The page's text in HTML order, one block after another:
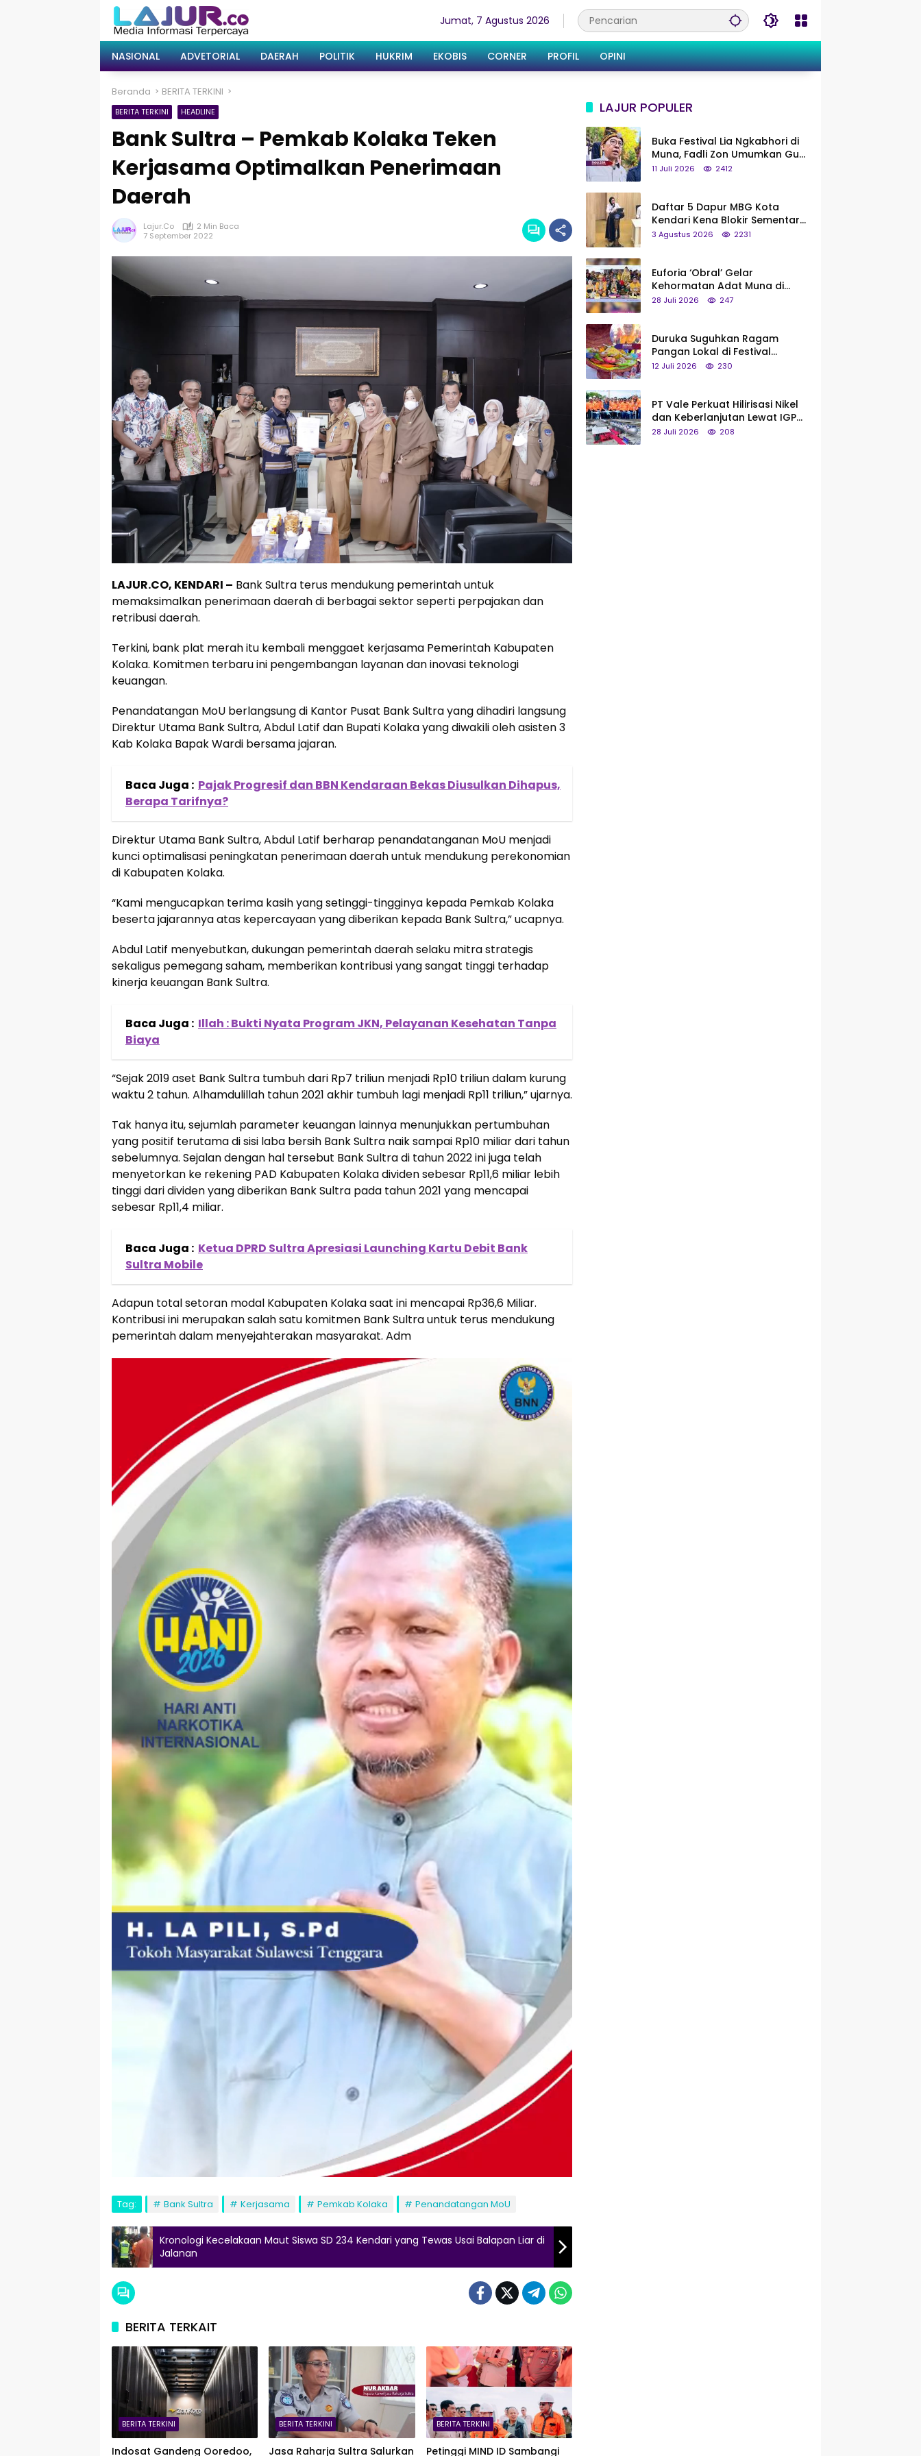
Jumat, 7 Agustus 2026
NASIONAL ADVETORIAL DAERAH POLITIK HUKRIM EKOBIS CORNER PROFIL OPINI
Beranda BERITA TERKINI
BERITA TERKINI HEADLINE
Bank Sultra – Pemkab Kolaka Teken
Kerjasama Optimalkan Penerimaan
Daerah
Lajur.co
2 Min Baca
7 September 2022
LAJUR.CO, KENDARI – Bank Sultra terus mendukung pemerintah untuk
memaksimalkan penerimaan daerah di berbagai sektor seperti perpajakan dan
retribusi daerah.
Terkini, bank plat merah itu kembali menggaet kerjasama Pemerintah Kabupaten
Kolaka. Komitmen terbaru ini pengembangan layanan dan inovasi teknologi
keuangan.
Penandatangan MoU berlangsung di Kantor Pusat Bank Sultra yang dihadiri langsung
Direktur Utama Bank Sultra, Abdul Latif dan Bupati Kolaka yang diwakili oleh asisten 3
Kab Kolaka Bapak Wardi bersama jajaran.
Baca Juga : Pajak Progresif dan BBN Kendaraan Bekas Diusulkan Dihapus,
Berapa Tarifnya?
Direktur Utama Bank Sultra, Abdul Latif berharap penandatanganan MoU menjadi
kunci optimalisasi peningkatan penerimaan daerah untuk mendukung perekonomian
di Kabupaten Kolaka.
“Kami mengucapkan terima kasih yang setinggi-tingginya kepada Pemkab Kolaka
beserta jajarannya atas kepercayaan yang diberikan kepada Bank Sultra,” ucapnya.
Abdul Latif menyebutkan, dukungan pemerintah daerah selaku mitra strategis
sekaligus pemegang saham, memberikan kontribusi yang sangat tinggi terhadap
kinerja keuangan Bank Sultra.
Baca Juga : Illah : Bukti Nyata Program JKN, Pelayanan Kesehatan Tanpa
Biaya
“Sejak 2019 aset Bank Sultra tumbuh dari Rp7 triliun menjadi Rp10 triliun dalam kurung
waktu 2 tahun. Alhamdulillah tahun 2021 akhir tumbuh lagi menjadi Rp11 triliun,” ujarnya.
Tak hanya itu, sejumlah parameter keuangan lainnya menunjukkan pertumbuhan
yang positif terutama di sisi laba bersih Bank Sultra naik sampai Rp10 miliar dari tahun
sebelumnya. Sejalan dengan hal tersebut Bank Sultra di tahun 2022 ini juga telah
menyetorkan ke rekening PAD Kabupaten Kolaka dividen sebesar Rp11,6 miliar lebih
tinggi dari dividen yang diberikan Bank Sultra pada tahun 2021 yang mencapai
sebesar Rp11,4 miliar.
Baca Juga : Ketua DPRD Sultra Apresiasi Launching Kartu Debit Bank
Sultra Mobile
Adapun total setoran modal Kabupaten Kolaka saat ini mencapai Rp36,6 Miliar.
Kontribusi ini merupakan salah satu komitmen Bank Sultra untuk terus mendukung
pemerintah dalam menyejahterakan masyarakat. Adm
Tag: Bank Sultra Kerjasama Pemkab Kolaka Penandatangan MoU
Kronologi Kecelakaan Maut Siswa SD 234 Kendari yang Tewas Usai Balapan Liar di
Jalanan
BERITA TERKAIT
BERITA TERKINI
Indosat Gandeng Ooredoo,
BERITA TERKINI
Jasa Raharja Sultra Salurkan
BERITA TERKINI
Petinggi MIND ID Sambangi
LAJUR POPULER
Buka Festival Lia Ngkabhori di
Muna, Fadli Zon Umumkan Gua
Metanduno Segera Naik Status
11 Juli 2026 2412
Daftar 5 Dapur MBG Kota
Kendari Kena Blokir Sementara
dari Pusat
3 Agustus 2026 2231
Euforia ‘Obral’ Gelar
Kehormatan Adat Muna di
Silaturahmi KKMM, Ridwan Bae:
28 Juli 2026 247
Duruka Suguhkan Ragam
Pangan Lokal di Festival
Liangkobhori, Dari Umbi Rebus
12 Juli 2026 230
PT Vale Perkuat Hilirisasi Nikel
dan Keberlanjutan Lewat IGP
Morowali
28 Juli 2026 208